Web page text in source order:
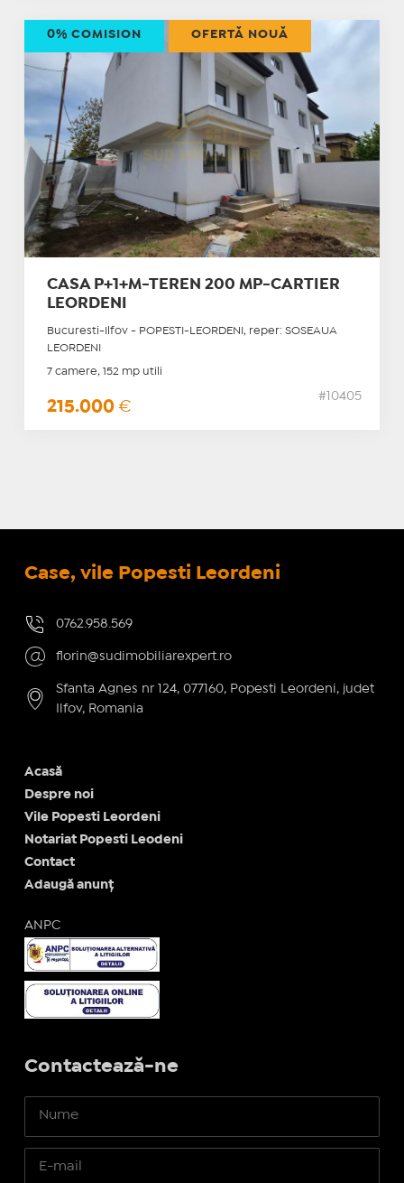
CASA P+1+M-TEREN 200 MP-CARTIER
LEORDENI
Bucuresti-Ilfov - POPESTI-LEORDENI, reper: SOSEAUA
LEORDENI
7 camere, 152 mp utili
215.000 €
#10405
0% COMISION OFERTĂ NOUĂ
Case, vile Popesti Leordeni
0762.958.569
florin@sudimobiliarexpert.ro
Sfanta Agnes nr 124, 077160, Popesti Leordeni, judet
Ilfov, Romania
Acasă
Despre noi
Vile Popesti Leordeni
Notariat Popesti Leodeni
Contact
Adaugă anunț
ANPC
Contactează-ne